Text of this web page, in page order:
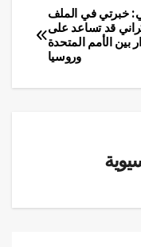
خبرتي في الملف
قد تساعد على
بين الأمم المتحدة
وروسيا